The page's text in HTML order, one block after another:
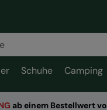
Schuhe Camping
ab einem Bestellwert